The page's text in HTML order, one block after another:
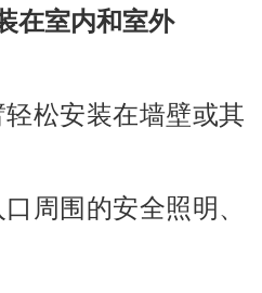
在室内和室外
松安装在墙壁或其
周围的安全照明、